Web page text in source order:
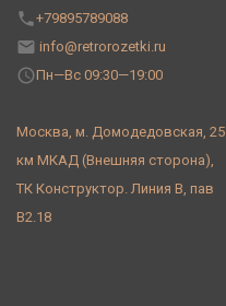
+79895789088
info@retrorozetki.ru
Пн—Вс 09:30—19:00
Москва, м. Домодедовская, 25
км МКАД (Внешняя сторона),
ТК Конструктор. Линия В, пав
В2.18